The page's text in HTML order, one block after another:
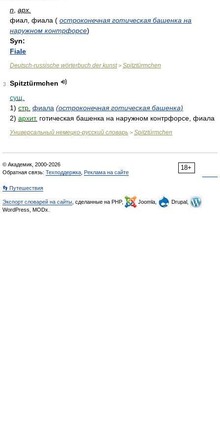
n арх.
фиал, фиала ( остроконечная готическая башенка на
наружном контрфорсе)
Syn:
Fiale
Deutsch-russische wörterbuch der kunst> Spitztürmchen
3
Spitztürmchen
сущ.
1) стр. фиала (остроконечная готическая башенка)
2) архит. готическая башенка на наружном контрфорсе, фиала
Универсальный немецко-русский словарь > Spitztürmchen
18+
© Академик, 2000-2026
Обратная связь: Техподдержка Реклама на сайте
👣 Путешествия
Экспорт словарей на сайты , сделанные на PHP, Joomla,
Drupal,
WordPress, MODx.